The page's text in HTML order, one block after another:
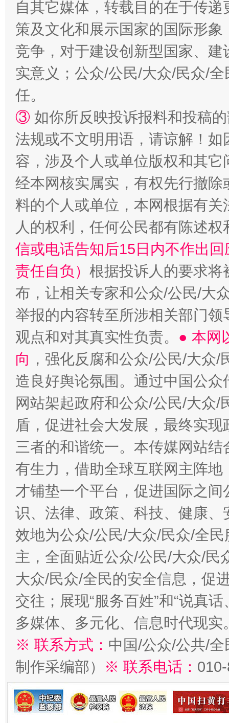
“蜀中异人”王建安的艺术幻境
自其它媒体，转载目的在于传
策及文化和展示国家的国际形
竞争，对于建设创新型国家、
实意义；公众/公民/大众/民众/
任。
③ 如你所反映投诉报料和投稿
法规或不文明用语，请谅解！
容，涉及个人或单位版权和其它
经本网核实属实，有权先行撤
料的个人或单位，本网根据有
人的权利，任何公民都有陈述
信或电话告知后15日内不作出
责任自负） 根据投诉人的要求将
布，让相关专家和公众/公民/大
举报的内容转至所涉相关部门
观点和对其真实性负责。 ● 本网
向 ，强化反腐和公众/公民/大众
造良好舆论氛围。通过中国公
网站架起政府和公众/公民/大众
盾，促进社会大发展，最终实
三者的和谐统一。本传媒网站
有生力，借助全球互联网主阵
才铺垫一个平台，促进国际之
识、法律、政策、科技、健康
效地为公众/公民/大众/民众/全
主，全面贴近公众/公民/大众/民
大众/民众/全民的安全信息，促
交往；展现“服务百姓”和“说真
多媒体、多元化、信息时代现实
※ 联系方式： 中国/公众/公共/
制作采编部）
※ 联系电话：